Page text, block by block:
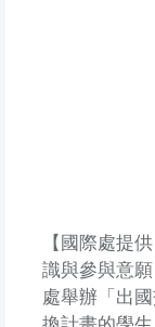
【國際處提
識與參與意
處舉辦「出